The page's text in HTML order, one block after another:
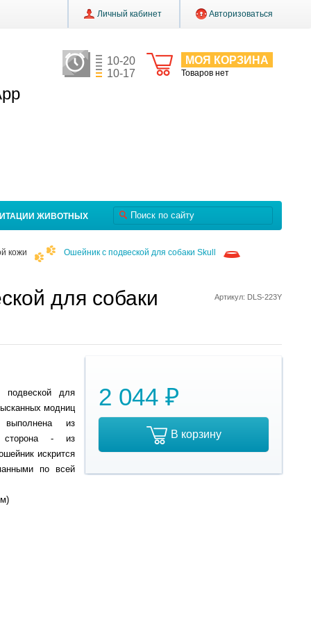
Личный кабинет Авторизоваться
МОЯ КОРЗИНА
Товаров нет
10-20
10-17
ЖИВОТНЫХ
кожи Ошейник с подвеской для собаки Skull
Артикул: DLS-223Y
для собаки
2 044 ₽
В корзину
подвеской для
модниц
из
сторона - из
искрится
по всей